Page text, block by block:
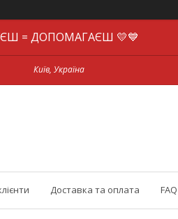
= ДОПОМАГАЄШ 💛💙
Київ, Україна
Доставка та оплата FAQ